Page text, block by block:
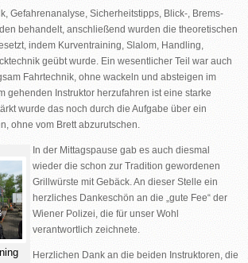
Gefahrenanalyse, Sicherheitstipps, Blick-, Brems-
behandelt, anschließend wurden die theoretischen
indem Kurventraining, Slalom, Handling,
geübt wurde. Ein wesentlicher Teil war auch
Fahrtechnik, ohne wackeln und absteigen im
gehenden Instruktor herzufahren ist eine starke
wurde das noch durch die Aufgabe über ein
ohne vom Brett abzurutschen.
In der Mittagspause gab es auch diesmal
wieder die schon zur Tradition gewordenen
Grillwürste mit Gebäck. An dieser Stelle ein
herzliches Dankeschön an die „gute Fee“ der
Wiener Polizei, die für unser Wohl
verantwortlich zeichnete.
Herzlichen Dank an die beiden Instruktoren, die